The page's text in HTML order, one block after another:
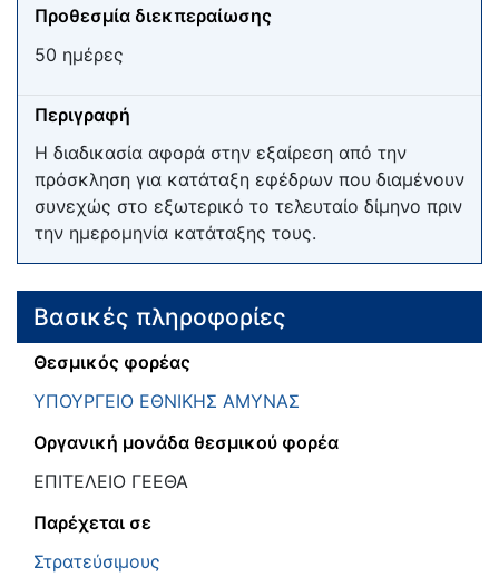
Προθεσμία διεκπεραίωσης
50 ημέρες
Περιγραφή
Η διαδικασία αφορά στην εξαίρεση από την
πρόσκληση για κατάταξη εφέδρων που διαμένουν
συνεχώς στο εξωτερικό το τελευταίο δίμηνο πριν
την ημερομηνία κατάταξης τους.
Βασικές πληροφορίες
Θεσμικός φορέας
ΥΠΟΥΡΓΕΙΟ ΕΘΝΙΚΗΣ ΑΜΥΝΑΣ
Οργανική μονάδα θεσμικού φορέα
ΕΠΙΤΕΛΕΙΟ ΓΕΕΘΑ
Παρέχεται σε
Στρατεύσιμους